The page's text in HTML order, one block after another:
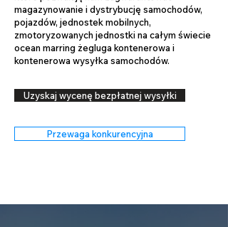
magazynowanie i dystrybucję samochodów,
pojazdów, jednostek mobilnych,
zmotoryzowanych jednostki na całym świecie
ocean marring żegluga kontenerowa i
kontenerowa wysyłka samochodów.
Uzyskaj wycenę bezpłatnej wysyłki
Przewaga konkurencyjna